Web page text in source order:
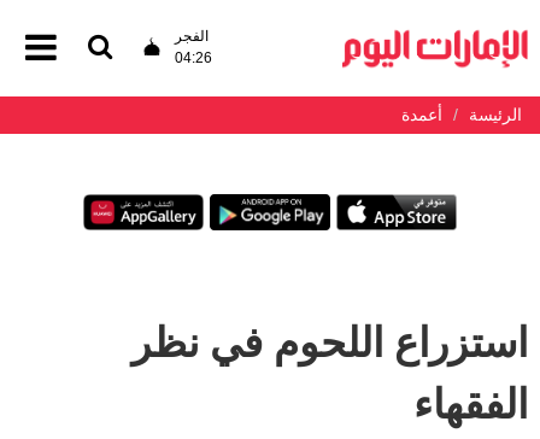
الفجر
04:26
الرئيسة أعمدة
استزراع اللحوم في نظر
الفقهاء